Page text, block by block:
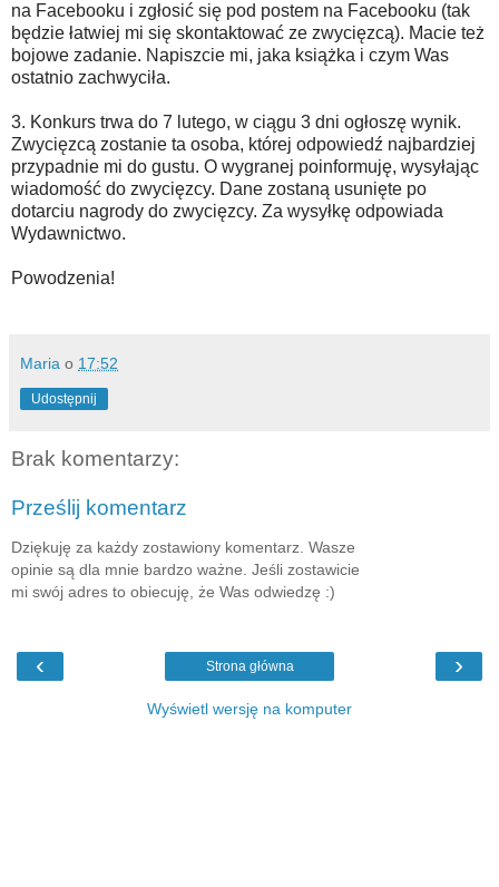
na Facebooku i zgłosić się pod postem na Facebooku (tak
będzie łatwiej mi się skontaktować ze zwycięzcą). Macie też
bojowe zadanie. Napiszcie mi, jaka książka i czym Was
ostatnio zachwyciła.
3. Konkurs trwa do 7 lutego, w ciągu 3 dni ogłoszę wynik.
Zwycięzcą zostanie ta osoba, której odpowiedź najbardziej
przypadnie mi do gustu. O wygranej poinformuję, wysyłając
wiadomość do zwycięzcy. Dane zostaną usunięte po
dotarciu nagrody do zwycięzcy. Za wysyłkę odpowiada
Wydawnictwo.
Powodzenia!
Maria o 17:52
Udostępnij
Brak komentarzy:
Prześlij komentarz
Dziękuję za każdy zostawiony komentarz. Wasze
opinie są dla mnie bardzo ważne. Jeśli zostawicie
mi swój adres to obiecuję, że Was odwiedzę :)
‹ ›
Strona główna
Wyświetl wersję na komputer